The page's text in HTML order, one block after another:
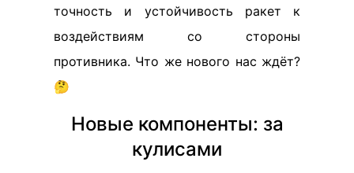
точность и устойчивость ракет к
воздействиям со стороны
противника. Что же нового нас ждёт?
🤔
Новые компоненты: за
кулисами